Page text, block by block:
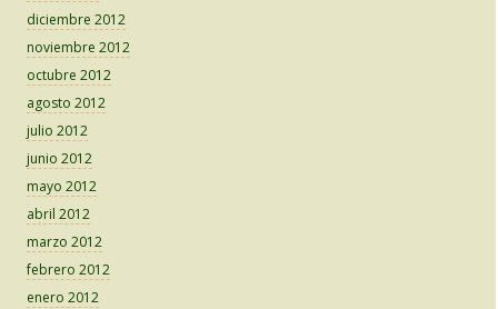
diciembre 2012
noviembre 2012
octubre 2012
agosto 2012
julio 2012
junio 2012
mayo 2012
abril 2012
marzo 2012
febrero 2012
enero 2012